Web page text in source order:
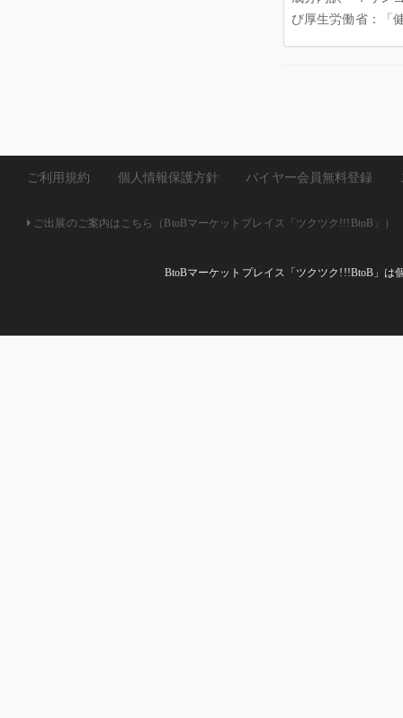
び厚生労働省：「
ご利用規約 個人情報保護方針 バイヤー会員無料登録
ご出展のご案内はこちら（BtoBマーケットプレイス「ツクツク!!!BtoB」）
BtoBマーケットプレイス「ツクツク!!!BtoB」は